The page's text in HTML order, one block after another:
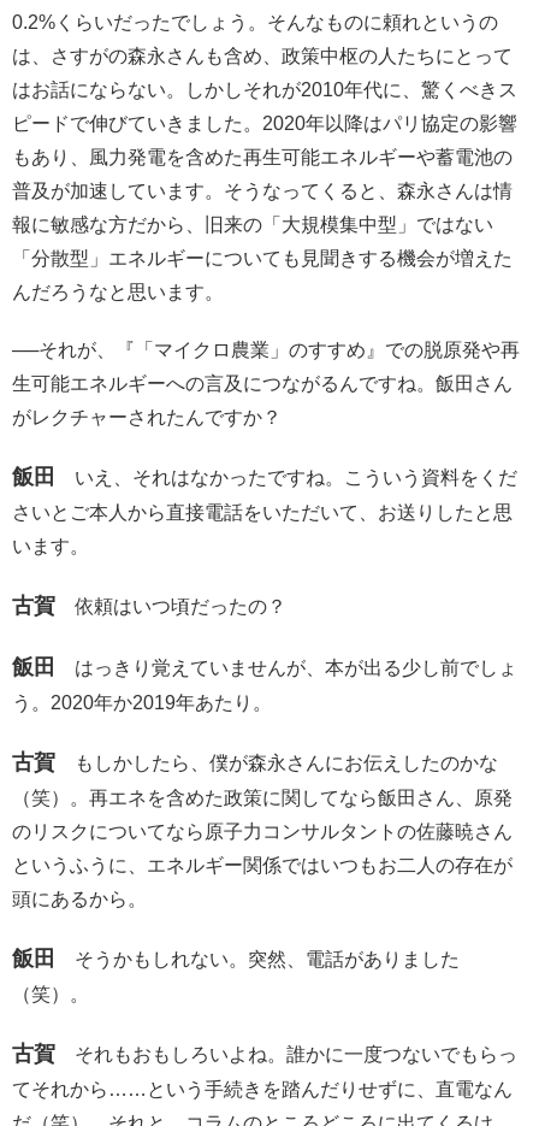
0.2%くらいだったでしょう。そんなものに頼れというの
は、さすがの森永さんも含め、政策中枢の人たちにとって
はお話にならない。しかしそれが2010年代に、驚くべきス
ピードで伸びていきました。2020年以降はパリ協定の影響
もあり、風力発電を含めた再生可能エネルギーや蓄電池の
普及が加速しています。そうなってくると、森永さんは情
報に敏感な方だから、旧来の「大規模集中型」ではない
「分散型」エネルギーについても見聞きする機会が増えた
んだろうなと思います。
──それが、『「マイクロ農業」のすすめ』での脱原発や再
生可能エネルギーへの言及につながるんですね。飯田さん
がレクチャーされたんですか？
飯田
いえ、それはなかったですね。こういう資料をくだ
さいとご本人から直接電話をいただいて、お送りしたと思
います。
古賀 依頼はいつ頃だったの？
飯田
はっきり覚えていませんが、本が出る少し前でしょ
う。2020年か2019年あたり。
古賀 もしかしたら、僕が森永さんにお伝えしたのかな
（笑）。再エネを含めた政策に関してなら飯田さん、原発
のリスクについてなら原子力コンサルタントの佐藤暁さん
というふうに、エネルギー関係ではいつもお二人の存在が
頭にあるから。
飯田
そうかもしれない。突然、電話がありました
（笑）。
古賀 それもおもしろいよね。誰かに一度つないでもらっ
てそれから……という手続きを踏んだりせずに、直電なん